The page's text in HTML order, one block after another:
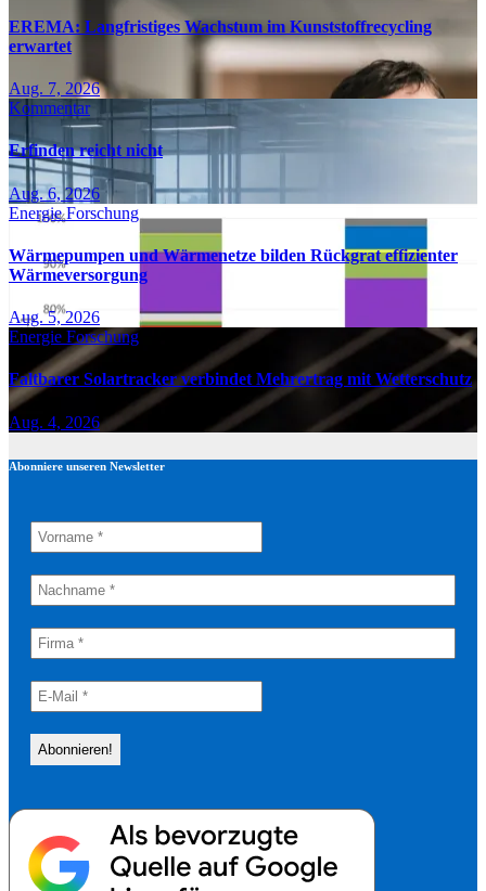
EREMA: Langfristiges Wachstum im Kunststoffrecycling
erwartet
Aug. 7, 2026
Kommentar
Erfinden reicht nicht
Aug. 6, 2026
EnergieForschung
Wärmepumpen und Wärmenetze bilden Rückgrat effizienter
Wärmeversorgung
Aug. 5, 2026
Energie Forschung
Faltbarer Solartracker verbindet Mehrertrag mit Wetterschutz
Aug. 4, 2026
Abonniere unseren Newsletter